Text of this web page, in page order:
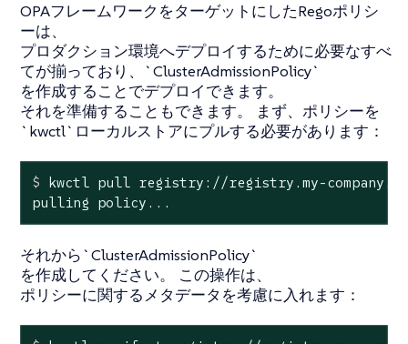
OPAフレームワークをターゲットにしたRegoポリシ
ーは、
プロダクション環境へデプロイするために必要なすべ
てが揃っており、`ClusterAdmissionPolicy`
を作成することでデプロイできます。
それを準備することもできます。 まず、ポリシーを
`kwctl`ローカルストアにプルする必要があります：
$ kwctl pull registry://registry.my-
pulling policy...
それから`ClusterAdmissionPolicy`
を作成してください。 この操作は、
ポリシーに関するメタデータを考慮に入れます：